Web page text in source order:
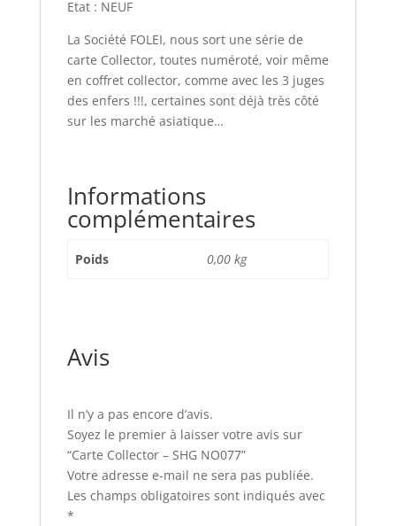
Etat : NEUF
La Société FOLEI, nous sort une série de
carte Collector, toutes numéroté, voir même
en coffret collector, comme avec les 3 juges
des enfers !!!, certaines sont déjà très côté
sur les marché asiatique…
Informations
complémentaires
Poids 0,00 kg
Avis
Il n’y a pas encore d’avis.
Soyez le premier à laisser votre avis sur
“Carte Collector – SHG NO077”
Votre adresse e-mail ne sera pas publiée.
Les champs obligatoires sont indiqués avec
*